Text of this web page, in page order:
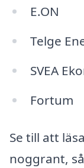
E.ON
Telge
SVEA
Fortum
Se till att
noggrant,